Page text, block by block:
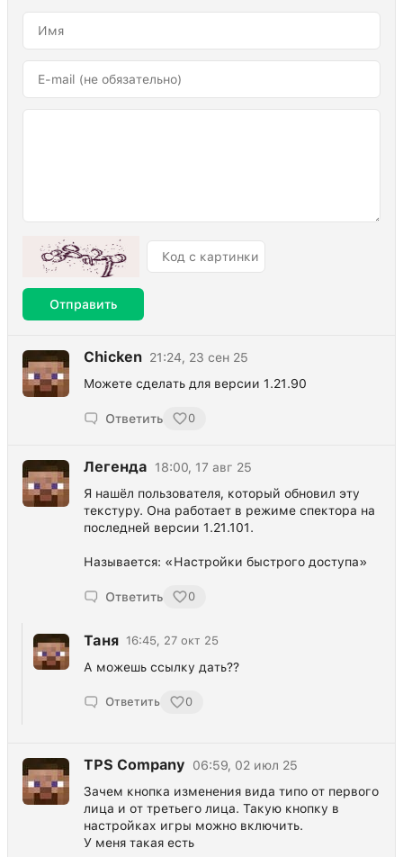
Отправить
Chicken 21:24, 23 сен 25
Можете сделать для версии 1.21.90
Ответить 0
Легенда
18:00, 17 авг 25
Я нашёл пользователя, который обновил эту
текстуру. Она работает в режиме спектора на
последней версии 1.21.101.
Называется: «Настройки быстрого доступа»
Ответить 0
Таня 16:45, 27 окт 25
А можешь ссылку дать??
Ответить 0
TPS Company
06:59, 02 июл 25
Зачем кнопка изменения вида типо от первого
лица и от третьего лица. Такую кнопку в
настройках игры можно включить.
У меня такая есть